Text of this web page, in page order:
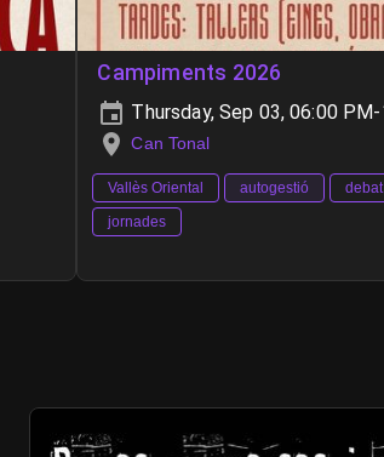
Campiments 2026
Thursday, Sep 03, 06:00
Can Tonal
Vallès Oriental autogestió debat
jornades